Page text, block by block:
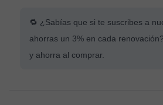
🔁 ¿Sabías que si te suscribes a
ahorras un 3% en cada
y ahorra al comprar.